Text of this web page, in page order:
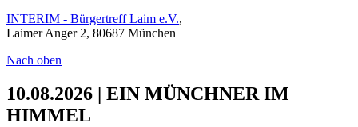
INTERIM - Bürgertreff Laim e.V.,
Laimer Anger 2, 80687 München
Nach oben
10.08.2026 | EIN MÜNCHNER IM
HIMMEL